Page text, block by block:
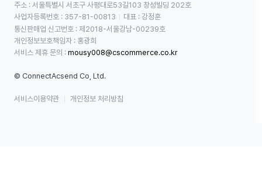
주소 : 서울특별시 서초구 사평대로53길103 창성빌딩 202호
사업자등록번호 : 357-81-00813
대표 : 강정훈
통신판매업 신고번호 : 제2018-서울강남-00239호
개인정보보호책임자 : 홍광희
서비스 제휴 문의 : mousy008@cscommerce.co.kr
© ConnectAcsend Co, Ltd.
서비스이용약관 개인정보 처리방침